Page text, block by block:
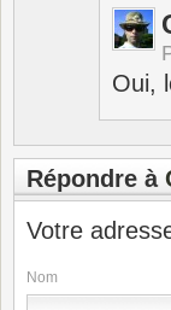
Oui,
Répondre à
Votre
Nom